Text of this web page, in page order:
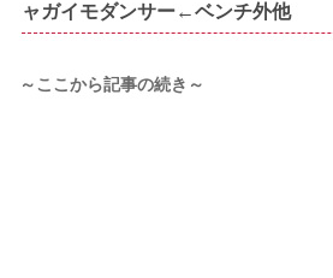
ャガイモダンサー←ベンチ外他
～ここから記事の続き～